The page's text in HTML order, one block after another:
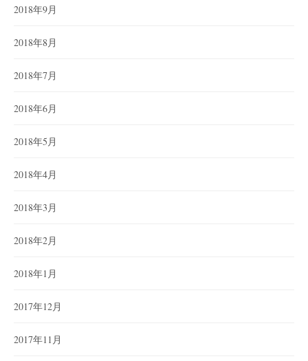
2018年9月
2018年8月
2018年7月
2018年6月
2018年5月
2018年4月
2018年3月
2018年2月
2018年1月
2017年12月
2017年11月